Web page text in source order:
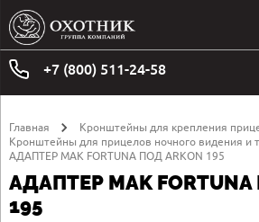
+7 (800) 511-24-58
Главная
Кронштейны для крепления
Кронштейны для прицелов ночного видения и
АДАПТЕР MAK FORTUNA ПОД ARKON 195
АДАПТЕР MAK
195